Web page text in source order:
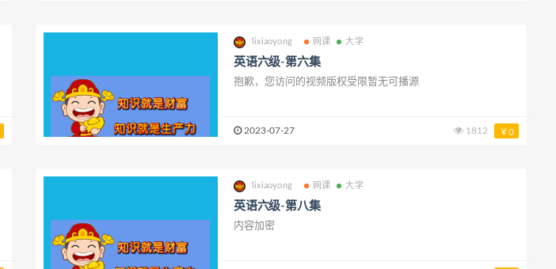
lixiaoyong 网课 大学
英语六级-第六集
抱歉，您访问的视频版权受限暂无可播源
2023-07-27 1812 ￥0
lixiaoyong 网课 大学
英语六级-第八集
内容加密